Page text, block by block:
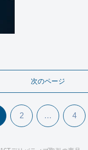
次のページ
2 … 4